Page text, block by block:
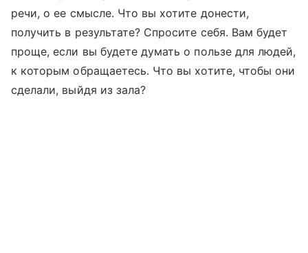
речи, о ее смысле. Что вы хотите донести,
получить в результате? Спросите себя. Вам будет
проще, если вы будете думать о пользе для людей,
к которым обращаетесь. Что вы хотите, чтобы они
сделали, выйдя из зала?